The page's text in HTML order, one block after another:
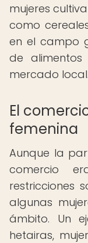
mujeres
como
en el campo
de
mercado local.
El
femenina
Aunque la
comercio
restricciones
algunas
ámbito. Un
hetairas,